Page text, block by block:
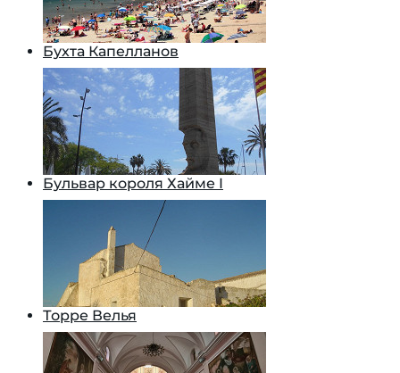
Бухта Капелланов
Бульвар короля Хайме I
Торре Велья